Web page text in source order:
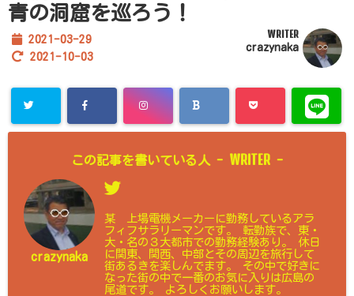
青の洞窟を巡ろう！
2021-03-29
2021-10-03
WRITER
crazynaka
この記事を書いている人 - WRITER -
crazynaka
某 上場電機メーカーに勤務しているアラ
フィフサラリーマンです。 転勤族で、東・
大・名の３大都市での勤務経験あり。 休日
に関東、関西、中部とその周辺を旅行して
街あるきを楽しんでます。 その中で好きに
なった街の中で一番のお気に入りは広島の
尾道です。 よろしくお願いします。